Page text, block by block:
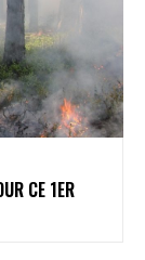
CE 1ER